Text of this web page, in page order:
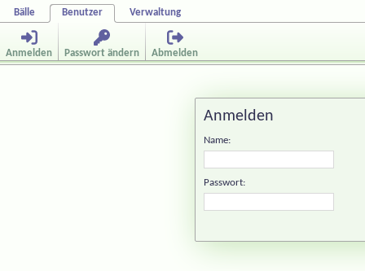
Bälle Benutzer Verwaltung
Anmelden Passwort ändern Abmelden
Anmelden
Name:
Passwort: